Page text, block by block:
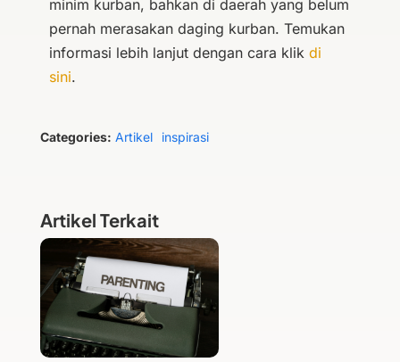
minim kurban, bahkan di daerah yang belum
pernah merasakan daging kurban. Temukan
informasi lebih lanjut dengan cara klik di
sini.
Categories: Artikel inspirasi
Artikel Terkait